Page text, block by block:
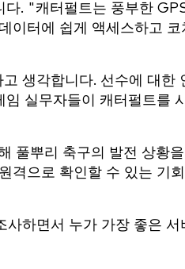
. "캐터펄트는 풍부한
이터에 쉽게 액세스하고 코
생각합니다. 선수에 대한
실무자들이 캐터펄트를
풀뿌리 축구의 발전 상황
격으로 확인할 수 있는 기
사하면서 누가 가장 좋은 서